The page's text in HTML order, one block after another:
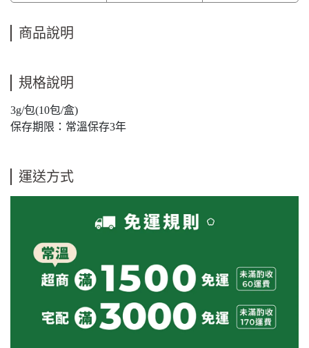
商品說明
規格說明
3g/包(10包/盒)
保存期限：常溫保存3年
運送方式